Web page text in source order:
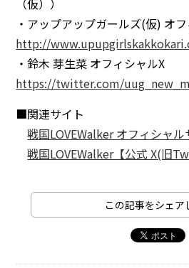
（仮））
・アップアップガールズ(仮) オ
http://
・鈴木 芽生菜 オフィシャルX
https://twitter.com/
■関連サイト
戦国LOVEWalker オフィシャル
戦国LOVEWalker【公式 X(旧
この記事をシェア